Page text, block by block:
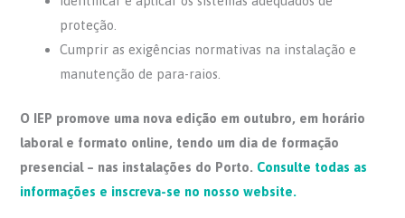
proteção.
Cumprir as exigências normativas na instalação e
manutenção de para-raios.
O IEP promove uma nova edição em outubro, em horário
laboral e formato online, tendo um dia de formação
presencial – nas instalações do Porto. Consulte todas as
informações e inscreva-se no nosso website.